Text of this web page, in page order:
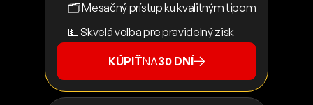
🗂️ Mesačný prístup ku kvalitným tipom
💵 Skvelá voľba pre pravidelný zisk
KÚPIŤNA30 DNÍ